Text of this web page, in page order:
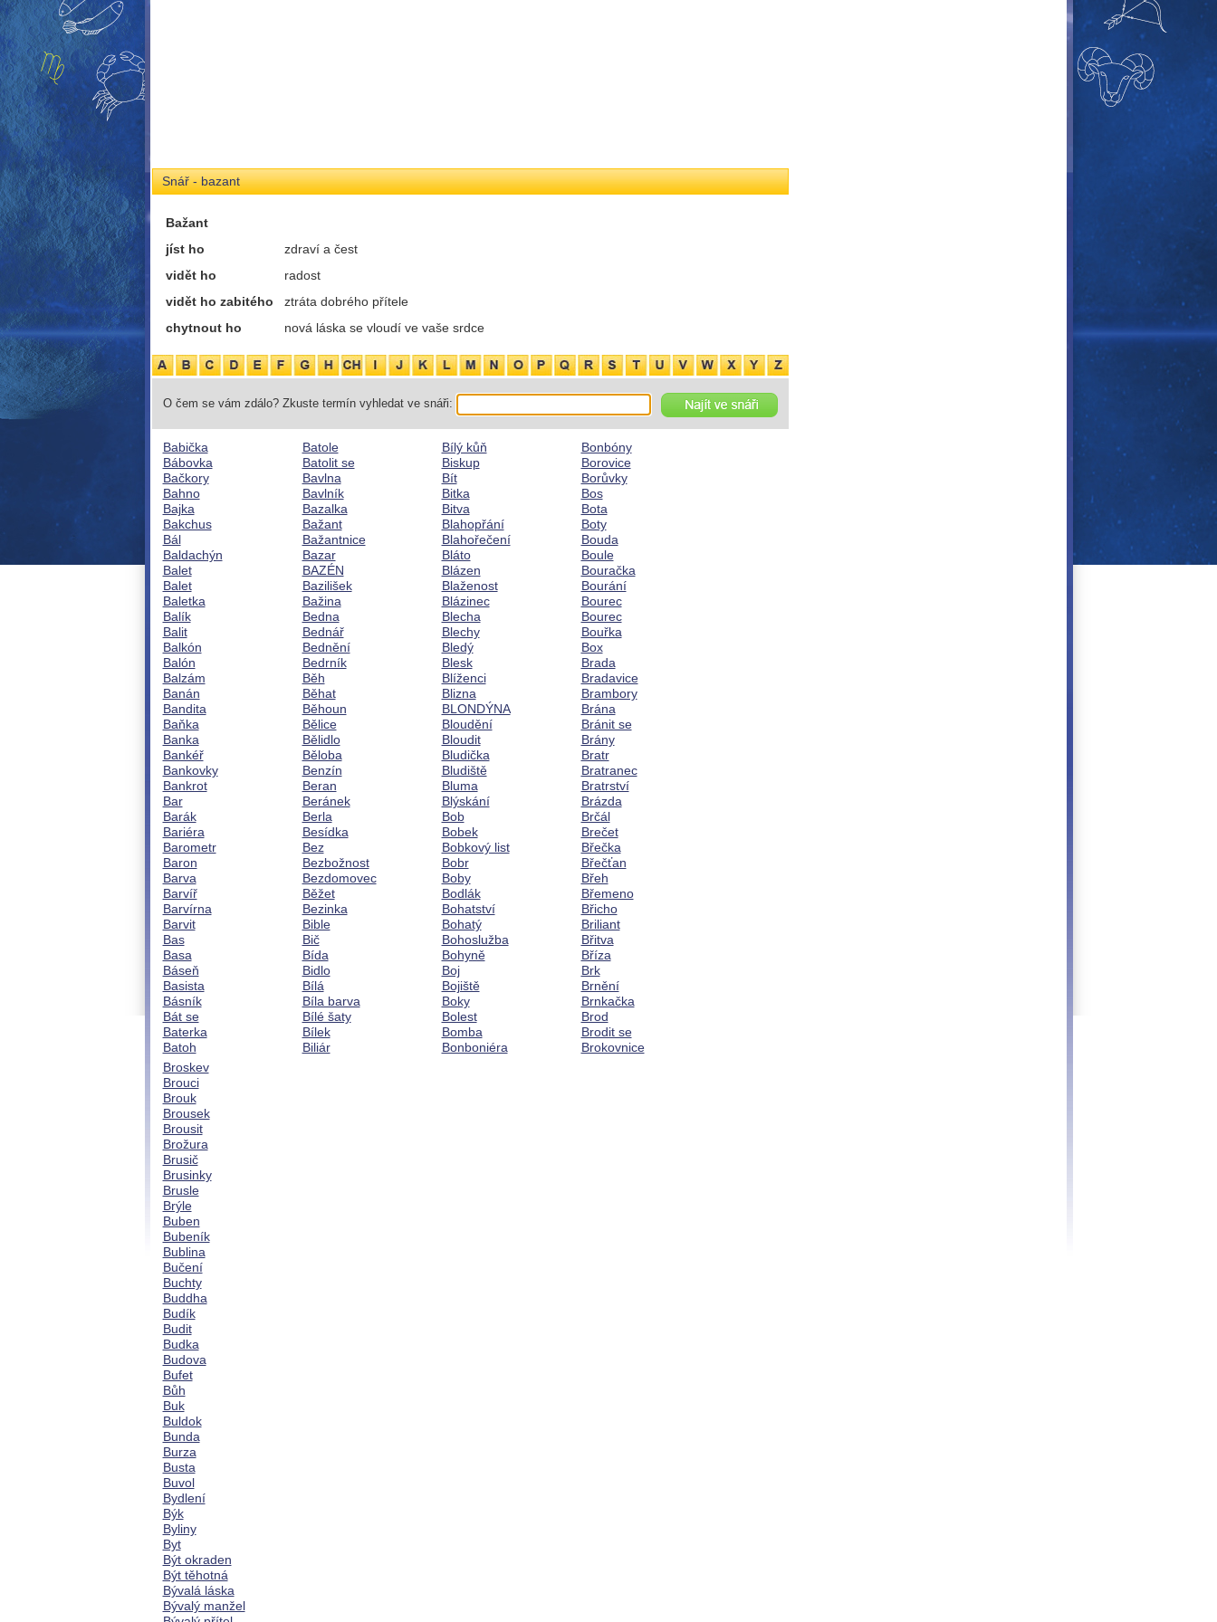
Snář - bazant
Bažant
jíst ho
zdraví a čest
vidět ho
radost
vidět ho zabitého
ztráta dobrého přítele
chytnout ho
nová láska se vloudí ve vaše srdce
O čem se vám zdálo? Zkuste termín vyhledat ve snáři:
Babička
Bábovka
Bačkory
Bahno
Bajka
Bakchus
Bál
Baldachýn
Balet
Balet
Baletka
Balík
Balit
Balkón
Balón
Balzám
Banán
Bandita
Baňka
Banka
Bankéř
Bankovky
Bankrot
Bar
Barák
Bariéra
Barometr
Baron
Barva
Barvíř
Barvírna
Barvit
Bas
Basa
Báseň
Basista
Básník
Bát se
Baterka
Batoh
Batole
Batolit se
Bavlna
Bavlník
Bazalka
Bažant
Bažantnice
Bazar
BAZÉN
Bazilišek
Bažina
Bedna
Bednář
Bednění
Bedrník
Běh
Běhat
Běhoun
Bělice
Bělidlo
Běloba
Benzín
Beran
Beránek
Berla
Besídka
Bez
Bezbožnost
Bezdomovec
Běžet
Bezinka
Bible
Bič
Bída
Bidlo
Bílá
Bíla barva
Bílé šaty
Bílek
Biliár
Bílý kůň
Biskup
Bít
Bitka
Bitva
Blahopřání
Blahořečení
Bláto
Blázen
Blaženost
Blázinec
Blecha
Blechy
Bledý
Blesk
Blíženci
Blizna
BLONDÝNA
Bloudění
Bloudit
Bludička
Bludiště
Bluma
Blýskání
Bob
Bobek
Bobkový list
Bobr
Boby
Bodlák
Bohatství
Bohatý
Bohoslužba
Bohyně
Boj
Bojiště
Boky
Bolest
Bomba
Bonboniéra
Bonbóny
Borovice
Borůvky
Bos
Bota
Boty
Bouda
Boule
Bouračka
Bourání
Bourec
Bourec
Bouřka
Box
Brada
Bradavice
Brambory
Brána
Bránit se
Brány
Bratr
Bratranec
Bratrství
Brázda
Brčál
Brečet
Břečka
Břečťan
Břeh
Břemeno
Břicho
Briliant
Břitva
Bříza
Brk
Brnění
Brnkačka
Brod
Brodit se
Brokovnice
Broskev
Brouci
Brouk
Brousek
Brousit
Brožura
Brusič
Brusinky
Brusle
Brýle
Buben
Bubeník
Bublina
Bučení
Buchty
Buddha
Budík
Budit
Budka
Budova
Bufet
Bůh
Buk
Buldok
Bunda
Burza
Busta
Buvol
Bydlení
Býk
Byliny
Byt
Být okraden
Být těhotná
Bývalá láska
Bývalý manžel